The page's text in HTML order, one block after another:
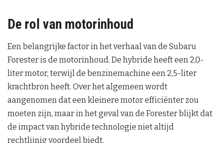
De rol van motorinhoud
Een belangrijke factor in het verhaal van de Subaru
Forester is de motorinhoud. De hybride heeft een 2,0-
liter motor, terwijl de benzinemachine een 2,5-liter
krachtbron heeft. Over het algemeen wordt
aangenomen dat een kleinere motor efficiënter zou
moeten zijn, maar in het geval van de Forester blijkt dat
de impact van hybride technologie niet altijd
rechtlijnig voordeel biedt.